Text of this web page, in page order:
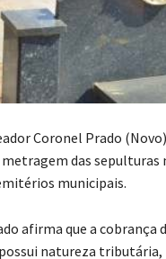
Coronel Prado
das sepulturas
municipais.
afirma que a cobrança
natureza